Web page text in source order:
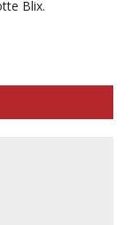
Blix.